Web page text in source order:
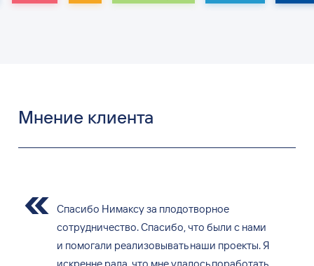
Мнение клиента
Спасибо Нимаксу за плодотворное
сотрудничество. Спасибо, что были с нами
и помогали реализовывать наши проекты. Я